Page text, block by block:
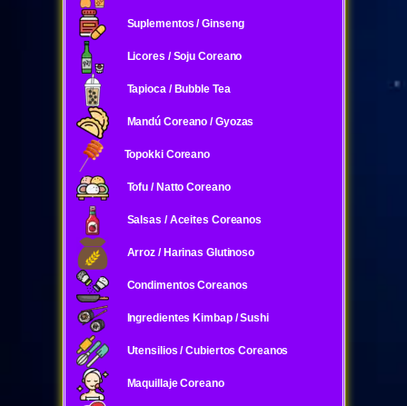
Suplementos / Ginseng
Licores / Soju Coreano
Tapioca / Bubble Tea
Mandú Coreano / Gyozas
Topokki Coreano
Tofu / Natto Coreano
Salsas / Aceites Coreanos
Arroz / Harinas Glutinoso
Condimentos Coreanos
Ingredientes Kimbap / Sushi
Utensilios / Cubiertos Coreanos
Maquillaje Coreano